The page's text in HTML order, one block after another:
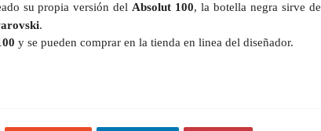
su propia versión del Absolut 100, la botella negra sirve de
.
y se pueden comprar en la tienda en linea del diseñador.